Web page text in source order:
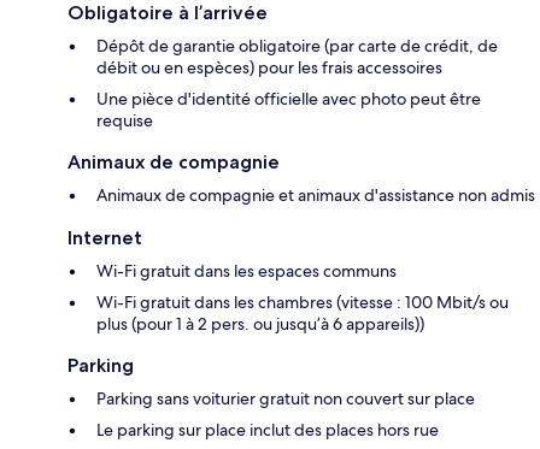
Obligatoire à l’arrivée
Dépôt de garantie obligatoire (par carte de crédit, de
débit ou en espèces) pour les frais accessoires
Une pièce d'identité officielle avec photo peut être
requise
Animaux de compagnie
Animaux de compagnie et animaux d'assistance non admis
Internet
Wi-Fi gratuit dans les espaces communs
Wi-Fi gratuit dans les chambres (vitesse : 100 Mbit/s ou
plus (pour 1 à 2 pers. ou jusqu’à 6 appareils))
Parking
Parking sans voiturier gratuit non couvert sur place
Le parking sur place inclut des places hors rue